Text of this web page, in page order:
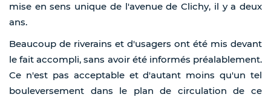
mise en sens unique de l'avenue de Clichy, il y a deux
ans.
Beaucoup de riverains et d'usagers ont été mis devant
le fait accompli, sans avoir été informés préalablement.
Ce n'est pas acceptable et d'autant moins qu'un tel
bouleversement dans le plan de circulation de ce